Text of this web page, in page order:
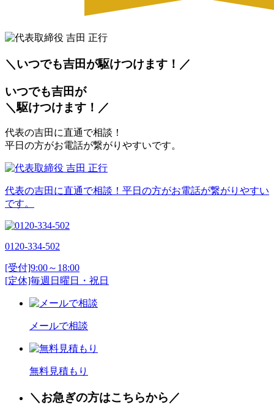
＼いつでも吉田が駆けつけます！／
いつでも吉田が
＼駆けつけます！／
代表の吉田に直通で相談！
平日の方がお電話が繋がりやすいです。
代表の吉田に直通で相談！平日の方がお電話が繋がりやすい
です。
0120-334-502
[受付]9:00～18:00
[定休]毎週日曜日・祝日
メールで相談
無料見積もり
＼お急ぎの方はこちらから／